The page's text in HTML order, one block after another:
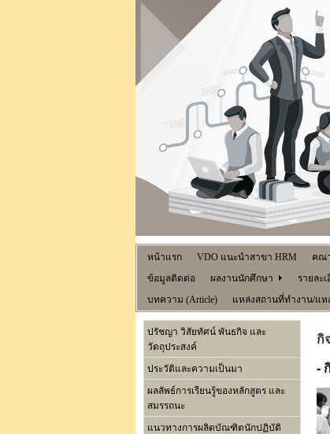
หน้าแรก VDO แนะนำสาขา HRM คณ
ข้อมูลติดต่อ
ผลงานนักศึกษา รายละ
บทความ (Article)
แหล่งสถานที่ทำงาน/แ
ปรัชญา วิสัยทัศน์ พันธกิจ และ
วัตถุประสงค์
ประวัติและความเป็นมา
ผลลัพธ์การเรียนรู้ของหลักสูตร และ
สมรรถนะ
แนวทางการผลิตบัณฑิตนักปฏิบัติ
กิ
-